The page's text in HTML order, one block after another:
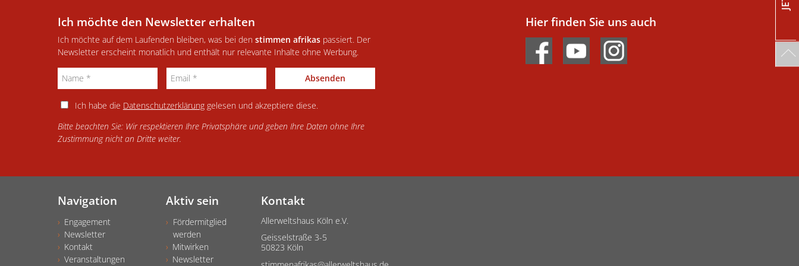
Ich möchte den Newsletter erhalten
Ich möchte auf dem Laufenden bleiben, was bei den stimmen afrikas passiert. Der
Newsletter erscheint monatlich und enthält nur relevante Inhalte ohne Werbung.
Absenden
Ich habe die Datenschutzerklärunggelesen und akzeptiere diese.
Bitte beachten Sie: Wir respektieren Ihre Privatsphäre und geben Ihre Daten ohne Ihre
Zustimmung nicht an Dritte weiter.
Hier finden Sie uns auch
Navigation
Engagement
Newsletter
Kontakt
Veranstaltungen
Aktiv sein
Fördermitglied
werden
Mitwirken
Newsletter
Kontakt
Allerweltshaus Köln e.V.
Geisselstraße 3-5
50823 Köln